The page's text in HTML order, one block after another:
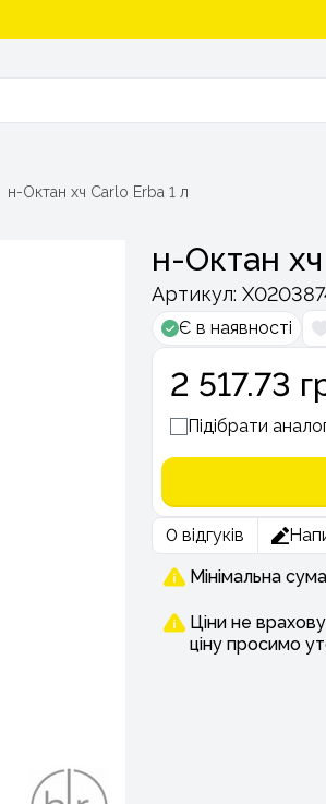
н-Октан хч Carlo Erba 1 л
н-Октан
Артикул:
Є в наявності
2 517.73
Підібрати
0 відгуків
Мінімальна
Ціни не
ціну просимо